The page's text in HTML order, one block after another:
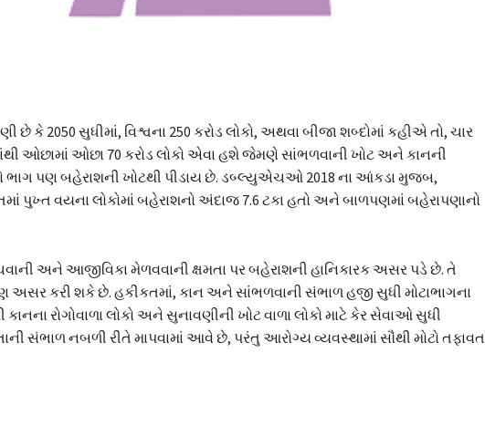
સુધીમાં, વિશ્વના 250 કરોડ લોકો, અથવા બીજા શબ્દોમાં કહીએ તો, ચાર
ઓછામાં ઓછા 70 કરોડ લોકો એવા હશે જેમણે સાંભળવાની ખોટ અને કાનની
ભાગ પણ બહેરાશની ખોટથી પીડાય છે. ડબ્લ્યુએચઓ 2018 ના આંકડા મુજબ,
પુખ્ત વયના લોકોમાં બહેરાશનો અંદાજ 7.6 ટકા હતો અને બાળપણમાં બહેરાપણાનો
અને આજીવિકા મેળવવાની ક્ષમતા પર બહેરાશની હાનિકારક અસર પડે છે. તે
અસર કરી શકે છે. હકીકતમાં, કાન અને સાંભળવાની સંભાળ હજી સુધી મોટાભાગના
રોગોવાળા લોકો અને સુનાવણીની ખોટ વાળા લોકો માટે કેર સેવાઓ સુધી
સંભાળ નબળી રીતે માપવામાં આવે છે, પરંતુ આરોગ્ય વ્યવસ્થામાં સૌથી મોટો તફાવત